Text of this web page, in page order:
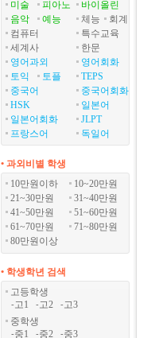
미술
피아노
바이올린
음악
예능 체능
회계
컴퓨터
특수교육
세계사
한문
영어과외
영어회화
토익
토플
TEPS
중국어
중국어회화
HSK
일본어
일본어회화
JLPT
프랑스어
독일어
• 과외비별 학생
10만원이하
10~20만원
21~30만원
31~40만원
41~50만원
51~60만원
61~70만원
71~80만원
80만원이상
• 학생학년 검색
고등학생
-고1 -고2 -고3
중학생
-중1 -중2 -중3